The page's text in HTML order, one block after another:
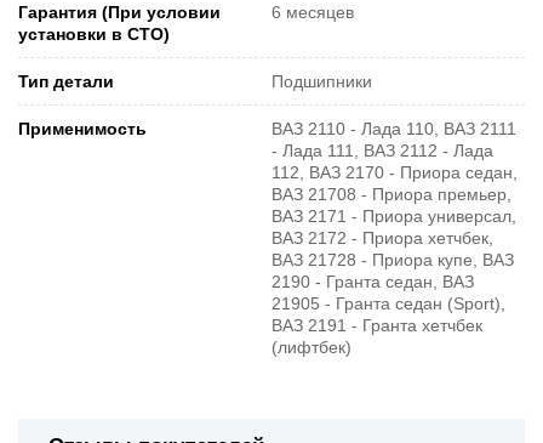
Гарантия (При условии
установки в СТО)
6 месяцев
Тип детали Подшипники
Применимость
ВАЗ 2110 - Лада 110, ВАЗ 2111
- Лада 111, ВАЗ 2112 - Лада
112, ВАЗ 2170 - Приора седан,
ВАЗ 21708 - Приора премьер,
ВАЗ 2171 - Приора универсал,
ВАЗ 2172 - Приора хетчбек,
ВАЗ 21728 - Приора купе, ВАЗ
2190 - Гранта седан, ВАЗ
21905 - Гранта седан (Sport),
ВАЗ 2191 - Гранта хетчбек
(лифтбек)